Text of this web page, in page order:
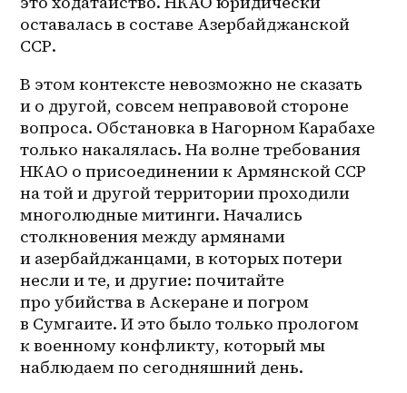
оставалась в составе Азербайджанской
ССР.
В этом контексте невозможно не сказать
и о другой, совсем неправовой стороне
вопроса. Обстановка в Нагорном Карабахе
только накалялась. На волне требования
НКАО о присоединении к Армянской ССР
на той и другой территории проходили
многолюдные митинги. Начались
столкновения между армянами
и азербайджанцами, в которых потери
несли и те, и другие: почитайте
про убийства в Аскеране и погром
в Сумгаите. И это было только прологом
к военному конфликту, который мы
наблюдаем по сегодняшний день.